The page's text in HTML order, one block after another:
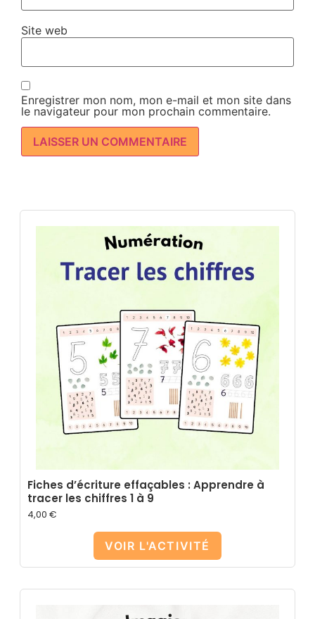
Site web
Enregistrer mon nom, mon e-mail et mon site dans
le navigateur pour mon prochain commentaire.
Fiches d’écriture effaçables : Apprendre à
tracer les chiffres 1 à 9
4,00 €
VOIR L'ACTIVITÉ